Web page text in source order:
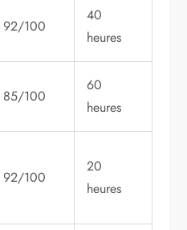
92/100
40
heures
85/100
60
heures
92/100
20
heures